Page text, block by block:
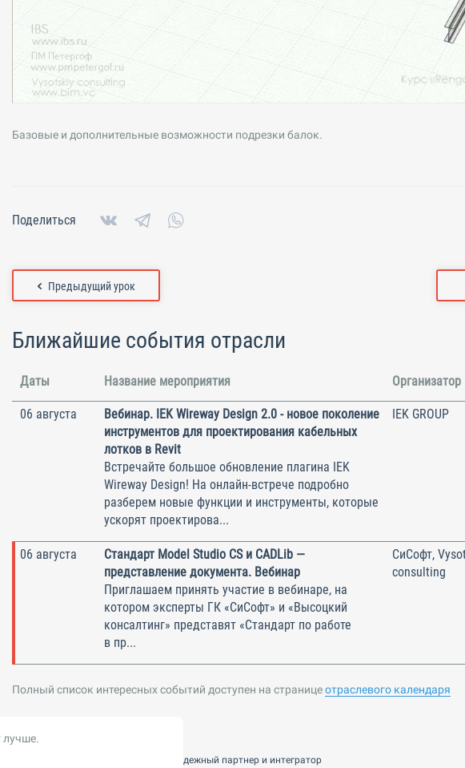
Базовые и дополнительные возможности подрезки балок.
Поделиться
Предыдущий урок
Ближайшие события отрасли
Даты Название мероприятия Организатор
06 августа
Вебинар. IEK Wireway Design 2.0 - новое поколение
инструментов для проектирования кабельных
лотков в Revit
Встречайте большое обновление плагина IEK
Wireway Design! На онлайн-встрече подробно
разберем новые функции и инструменты, которые
ускорят проектирова...
IEK GROUP
06 августа
Стандарт Model Studio CS и CADLib —
представление документа. Вебинар
Приглашаем принять участие в вебинаре, на
котором эксперты ГК «СиСофт» и «Высоцкий
консалтинг» представят «Стандарт по работе
в пр...
СиСофт,
consulting
Полный список интересных событий доступен на страницеотраслевого календаря
© 2026 Vysotskiy consulting — ваш надежный партнер и интегратор
лучше.